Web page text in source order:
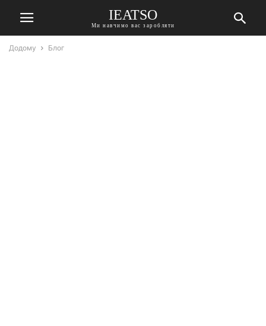
IEATSO
Ми навчимо вас заробляти
Додому Блог